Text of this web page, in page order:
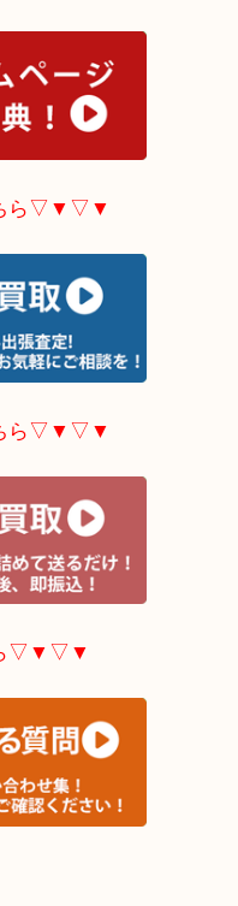
こちら▽▼▽▼
ンペーンはこちら
ちら▽▼▽▼
ちら▽▼▽▼